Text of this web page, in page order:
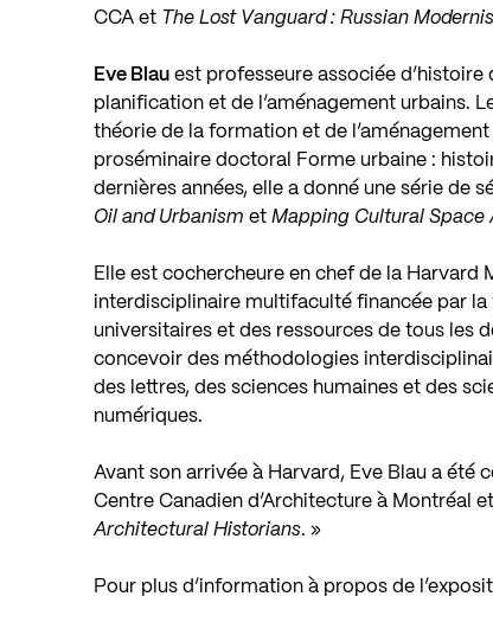
CCA et The Lost Vanguard : Russian
Eve Blau est professeure associée
planification et de l’aménagement urbains.
théorie de la formation et de
proséminaire doctoral Forme urbaine :
dernières années, elle a donné une série de
Oil and Urbanism etMapping Cultural Space
Elle est cochercheure en chef de la Harvard
interdisciplinaire multifaculté financée par
universitaires et des ressources de tous les
concevoir des méthodologies
des lettres, des sciences humaines et des
numériques.
Avant son arrivée à Harvard, Eve Blau a été
Centre Canadien d’Architecture à Montréal
Architectural Historians. »
Pour plus d’information à propos de